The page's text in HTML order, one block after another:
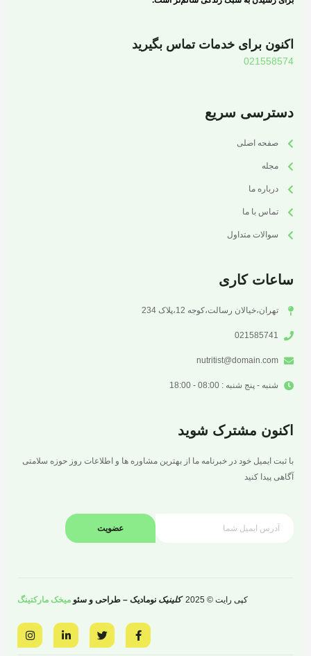
اکنون برای خدمات تماس بگیرید
021558574
دسترسی سریع
صفحه اصلی
مجله
درباره ما
تماس با ما
سوالات متداول
ساعات کاری
تهران،خیالان رسالت،کوجه 12،پلاک 234
021585741
nutritist@domain.com
شنبه - پنج شنبه : 08:00 - 18:00
اکنون مشترک شوید
با ثبت ایمیل خود در خبرنامه ما از بهترین مشاوره ها و اطلاعات روز حوزه سلامتی
آگاهی پیدا کنید
عضویت
کپی رایت © 2025 کلینیک نومادیک – طراحی و سئو میخک مارکتینگ
F
a
c
w
i
L
i
n
I
n
s